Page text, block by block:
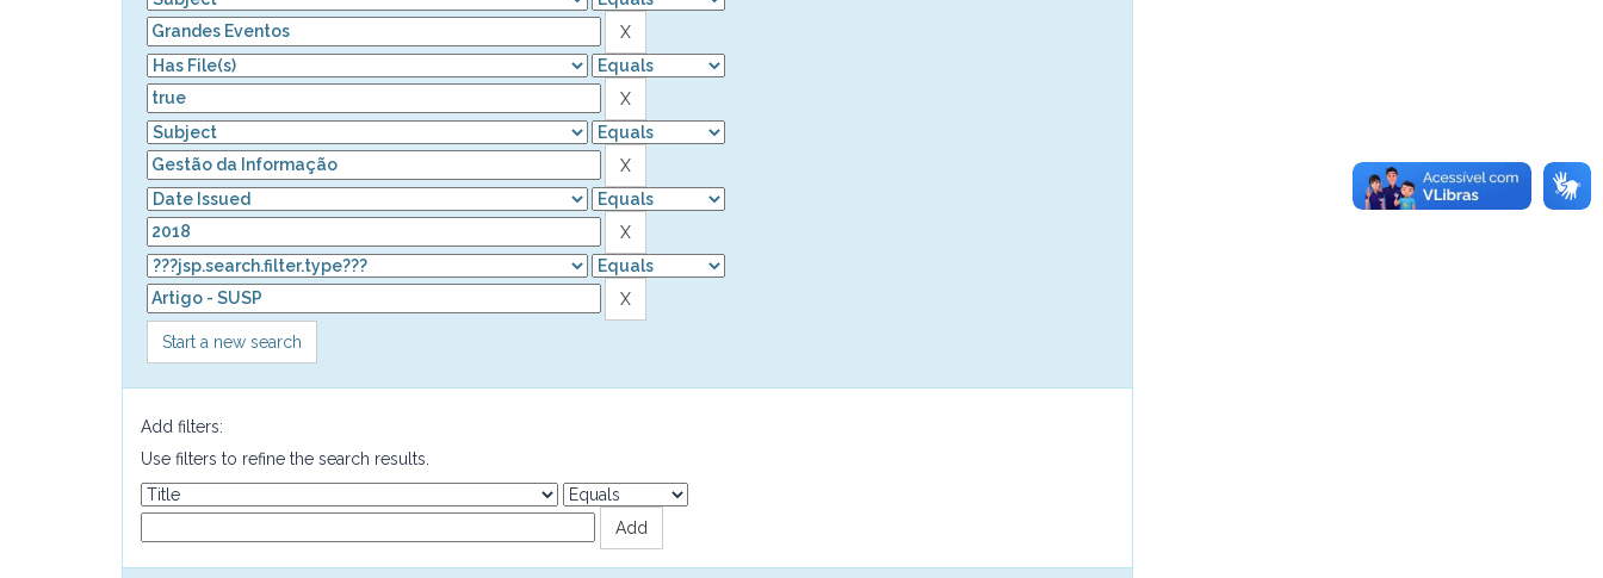
Start a new search
Add filters:
Use filters to refine the search results.